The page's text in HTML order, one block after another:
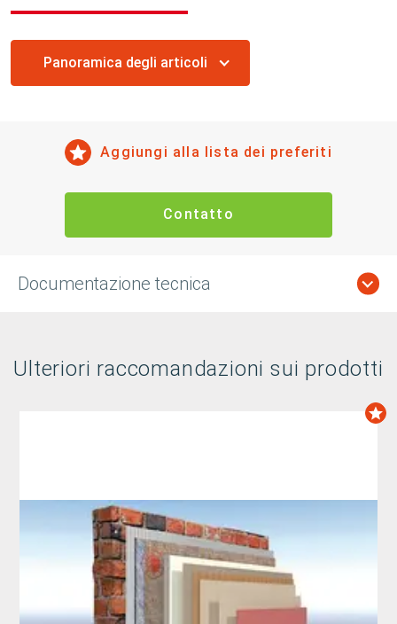
Panoramica degli articoli
Aggiungi alla lista dei preferiti
Contatto
Documentazione tecnica
Ulteriori raccomandazioni sui prodotti